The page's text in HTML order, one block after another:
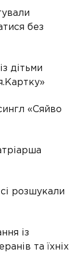
без
дітьми
«Сяйво
розшукали
із
та їхніх